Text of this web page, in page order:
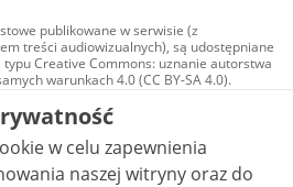
publikowane w serwisie (z
treści audiowizualnych), są udostępniane
typu Creative Commons: uznanie autorstwa
warunkach 4.0 (CC BY-SA 4.0).
w tym zdjęcia, materiały
są udostępniane na licencji typu
uznanie autorstwa użycie
- bez utworów zależnych 4.0 (CC BY-
o ile nie jest to stwierdzone inaczej.
w celu zapewnienia
naszej witryny oraz do